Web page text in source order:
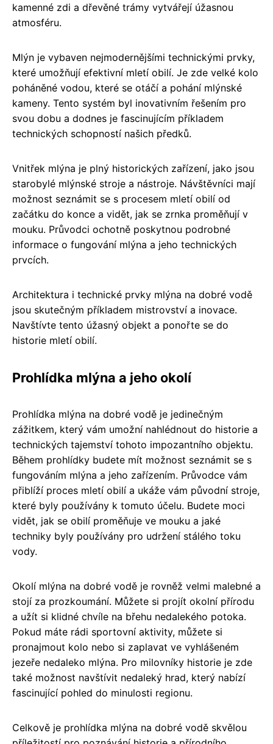
kamenné zdi a dřevěné trámy vytvářejí úžasnou
atmosféru.
Mlýn je vybaven nejmodernějšími technickými prvky,
které umožňují efektivní mletí obilí. Je zde velké kolo
poháněné vodou, které se otáčí a pohání mlýnské
kameny. Tento systém byl inovativním řešením pro
svou dobu a dodnes je fascinujícím příkladem
technických schopností našich předků.
Vnitřek mlýna je plný historických zařízení, jako jsou
starobylé mlýnské stroje a nástroje. Návštěvníci mají
možnost seznámit se s procesem mletí obilí od
začátku do konce a vidět, jak se zrnka proměňují v
mouku. Průvodci ochotně poskytnou podrobné
informace o fungování mlýna a jeho technických
prvcích.
Architektura i technické prvky mlýna na dobré vodě
jsou skutečným příkladem mistrovství a inovace.
Navštívte tento úžasný objekt a ponořte se do
historie mletí obilí.
Prohlídka mlýna a jeho okolí
Prohlídka mlýna na dobré vodě je jedinečným
zážitkem, který vám umožní nahlédnout do historie a
technických tajemství tohoto impozantního objektu.
Během prohlídky budete mít možnost seznámit se s
fungováním mlýna a jeho zařízením. Průvodce vám
přiblíží proces mletí obilí a ukáže vám původní stroje,
které byly používány k tomuto účelu. Budete moci
vidět, jak se obilí proměňuje ve mouku a jaké
techniky byly používány pro udržení stálého toku
vody.
Okolí mlýna na dobré vodě je rovněž velmi malebné a
stojí za prozkoumání. Můžete si projít okolní přírodu
a užít si klidné chvíle na břehu nedalekého potoka.
Pokud máte rádi sportovní aktivity, můžete si
pronajmout kolo nebo si zaplavat ve vyhlášeném
jezeře nedaleko mlýna. Pro milovníky historie je zde
také možnost navštívit nedaleký hrad, který nabízí
fascinující pohled do minulosti regionu.
Celkově je prohlídka mlýna na dobré vodě skvělou